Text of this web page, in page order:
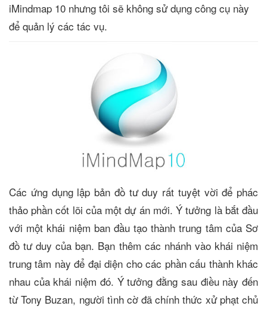
iMindmap 10 nhưng tôi sẽ không sử dụng công cụ này
để quản lý các tác vụ.
Các ứng dụng lập bản đồ tư duy rất tuyệt vời để phác
thảo phần cốt lõi của một dự án mới. Ý tưởng là bắt đầu
với một khái niệm ban đầu tạo thành trung tâm của Sơ
đồ tư duy của bạn. Bạn thêm các nhánh vào khái niệm
trung tâm này để đại diện cho các phần cấu thành khác
nhau của khái niệm đó. Ý tưởng đằng sau điều này đến
từ Tony Buzan, người tình cờ đã chính thức xử phạt chủ